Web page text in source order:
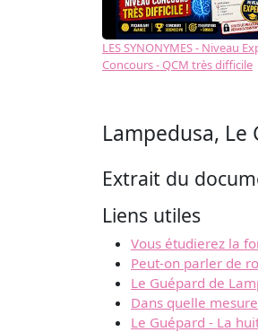
LES SYNONYMES - Niveau
Concours - QCM très difficile
Lampedusa,
Extrait du
Liens utiles
Vous étudierez la
Peut-on parler de
Le Guépard de
Dans quelle
Le Guépard - La